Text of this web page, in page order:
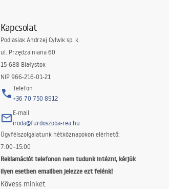
Kapcsolat
Podlasiak Andrzej Cylwik sp. k.
ul. Przędzalniana 60
15-688 Białystok
NIP 966-216-01-21
Telefon
+36 70 750 8912
E-mail
iroda@furdoszoba-rea.hu
Ügyfélszolgálatunk hétköznapokon elérhető:
7:00–15:00
Reklamációt telefonon nem tudunk intézni, kérjük
ilyen esetben emailben jelezze ezt felénk!
Kövess minket